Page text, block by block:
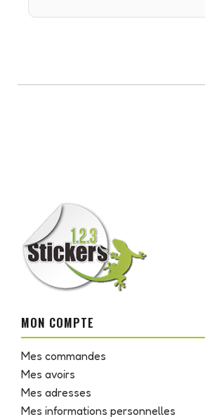
MON COMPTE
Mes commandes
Mes avoirs
Mes adresses
Mes informations personnelles